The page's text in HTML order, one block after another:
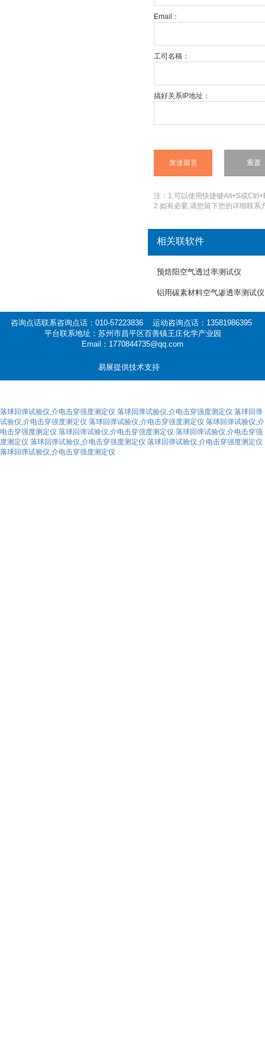
Email：
工司名稱：
搞好关系IP地址：
注：1.可以使用快捷键Alt+S或
2.如有必要,请您留下您的详细联系
相关联软件
预焙阳空气透过率测试仪
铝用碳素材料空气渗透率测试仪
咨询点话联系咨询点话：010-57223836 运动咨询点话：13581986395
平台联系地址：苏州市昌平区百善镇王庄化学产业园
Email：1770844735@qq.com
易展提供技术支持
落球回弹试验仪,介电击穿强度测定仪 落球回弹试验仪,介电击穿强度测定仪 落球回弹
试验仪,介电击穿强度测定仪 落球回弹试验仪,介电击穿强度测定仪 落球回弹试验仪,介
电击穿强度测定仪 落球回弹试验仪,介电击穿强度测定仪 落球回弹试验仪,介电击穿强
度测定仪 落球回弹试验仪,介电击穿强度测定仪 落球回弹试验仪,介电击穿强度测定仪
落球回弹试验仪,介电击穿强度测定仪